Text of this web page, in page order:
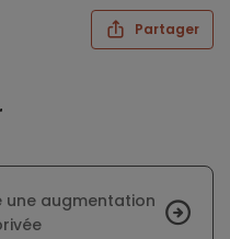
Partager
une augmentation